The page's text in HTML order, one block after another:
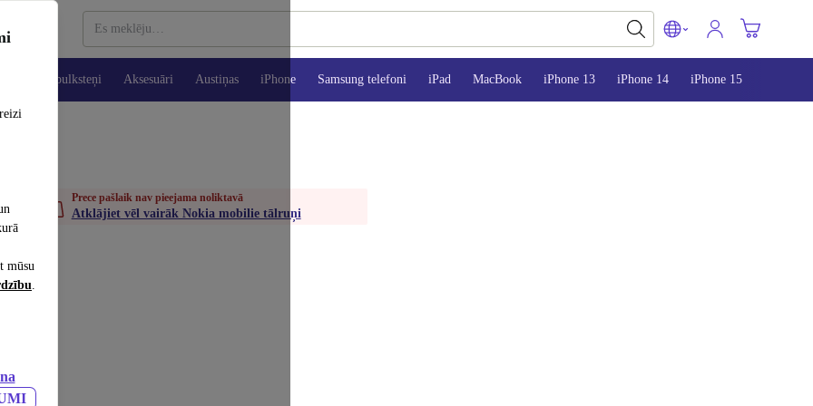
mūsu
.
Viedpulksteņi Aksesuāri Austiņas iPhone Samsung telefoni iPad MacBook iPhone 13 iPhone 14 iPhone 15
Prece pašlaik nav pieejama noliktavā
Atklājiet vēl vairāk Nokia mobilie tālruņi